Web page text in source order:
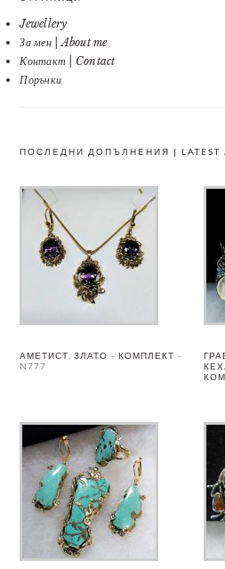
Jewellery
За мен | About me
Контакт | Contact
Поръчки
ПОСЛЕДНИ ДОПЪЛНЕНИЯ | LATEST
АМЕТИСТ, ЗЛАТО – КОМПЛЕКТ –
N777